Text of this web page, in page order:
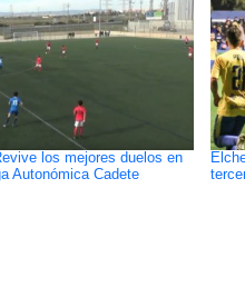
los mejores duelos en
Autonómica Cadete